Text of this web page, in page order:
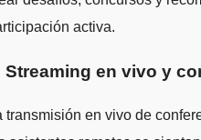
activa.
Streaming en vivo y
transmisión en vivo de